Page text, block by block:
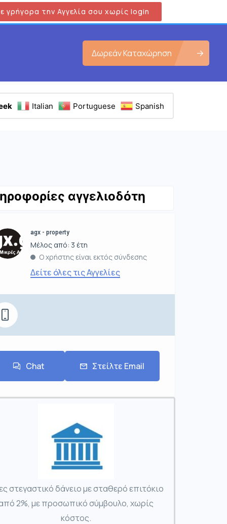
γρήγορα την Αγγελία σου χωρίς login
Δωρεάν Καταχώρηση
Italian Portuguese Spanish
αγγελιοδότη
agx - property
Μέλος από: 3 έτη
Ο χρήστης είναι εκτός σύνδεσης
Δείτε όλες τις Αγγελίες
Chat Στείλτε Email
στεγαστικό δάνειο με σταθερό επιτόκιο
2%, με προσωπικό σύμβουλο, χωρίς
κόστος.